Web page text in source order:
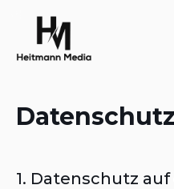
1. Datenschutz